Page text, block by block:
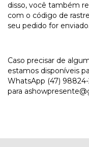
disso, você também
com o código de
seu pedido for enviado.
Caso precisar de
estamos disponíveis
WhatsApp (47)
para